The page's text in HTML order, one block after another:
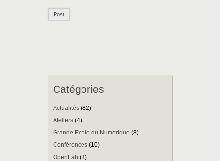
Catégories
Actualités (82)
Ateliers (4)
Grande Ecole du Numérique (8)
Conférences (10)
OpenLab (3)